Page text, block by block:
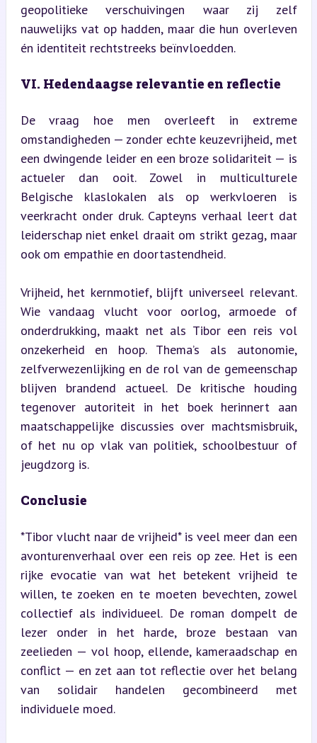
geopolitieke verschuivingen waar zij zelf
nauwelijks vat op hadden, maar die hun overleven
én identiteit rechtstreeks beïnvloedden.
VI. Hedendaagse relevantie en reflectie
De vraag hoe men overleeft in extreme
omstandigheden — zonder echte keuzevrijheid, met
een dwingende leider en een broze solidariteit — is
actueler dan ooit. Zowel in multiculturele
Belgische klaslokalen als op werkvloeren is
veerkracht onder druk. Capteyns verhaal leert dat
leiderschap niet enkel draait om strikt gezag, maar
ook om empathie en doortastendheid.
Vrijheid, het kernmotief, blijft universeel relevant.
Wie vandaag vlucht voor oorlog, armoede of
onderdrukking, maakt net als Tibor een reis vol
onzekerheid en hoop. Thema’s als autonomie,
zelfverwezenlijking en de rol van de gemeenschap
blijven brandend actueel. De kritische houding
tegenover autoriteit in het boek herinnert aan
maatschappelijke discussies over machtsmisbruik,
of het nu op vlak van politiek, schoolbestuur of
jeugdzorg is.
Conclusie
*Tibor vlucht naar de vrijheid* is veel meer dan een
avonturenverhaal over een reis op zee. Het is een
rijke evocatie van wat het betekent vrijheid te
willen, te zoeken en te moeten bevechten, zowel
collectief als individueel. De roman dompelt de
lezer onder in het harde, broze bestaan van
zeelieden — vol hoop, ellende, kameraadschap en
conflict — en zet aan tot reflectie over het belang
van solidair handelen gecombineerd met
individuele moed.